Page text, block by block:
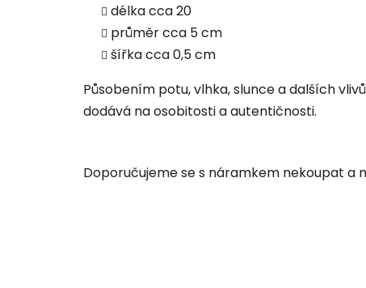
délka cca 20
průměr cca 5 cm
šířka cca 0,5 cm
Působením potu, vlhka, slunce a dalších
dodává na osobitosti a autentičnosti.
Doporučujeme se s náramkem nekoupat a